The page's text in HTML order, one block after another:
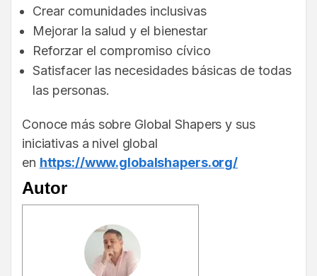
Crear comunidades inclusivas
Mejorar la salud y el bienestar
Reforzar el compromiso cívico
Satisfacer las necesidades básicas de todas
las personas.
Conoce más sobre Global Shapers y sus
iniciativas a nivel global
en https://www.globalshapers.org/
Autor